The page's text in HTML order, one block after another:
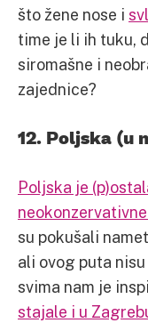
što žene nose i
time je li ih tuku,
siromašne i
zajednice?
12. Poljska (u
Poljska je
su pokušali
ali ovog puta
svima nam je
stajale i u